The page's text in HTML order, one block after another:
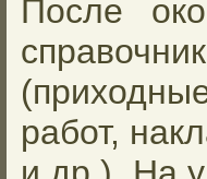
После
работ,